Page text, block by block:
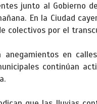
junto al Gobierno
En la Ciudad
colectivos por el
anegamientos en
continúan